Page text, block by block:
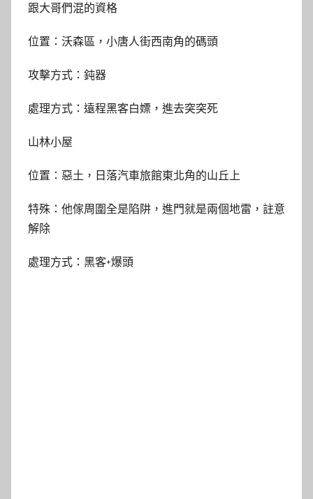
跟大哥們混的資格
位置：沃森區，小唐人街西南角的碼頭
攻擊方式：鈍器
處理方式：遠程黑客白嫖，進去突突死
山林小屋
位置：惡土，日落汽車旅館東北角的山丘上
特殊：他傢周圍全是陷阱，進門就是兩個地雷，註意
解除
處理方式：黑客+爆頭